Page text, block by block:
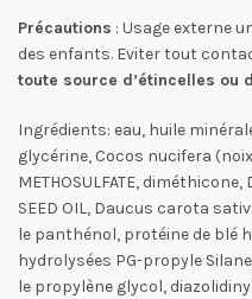
Précautions : Usage externe
des enfants. Eviter tout
toute source d’étincelles ou
Ingrédients: eau, huile
glycérine, Cocos nucifera
METHOSULFATE,
SEED OIL, Daucus carota
le panthénol, protéine de blé
hydrolysées PG-propyle
le propylène glycol,